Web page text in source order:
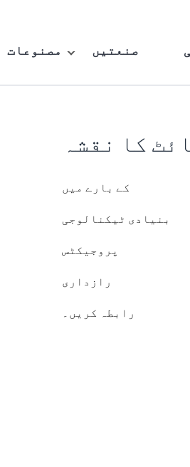
مصنوعات صنعتیں
کا نقشہ
کے بارے میں
بنیادی ٹیکنالوجی
پروجیکٹس
رازداری
رابطہ کریں۔